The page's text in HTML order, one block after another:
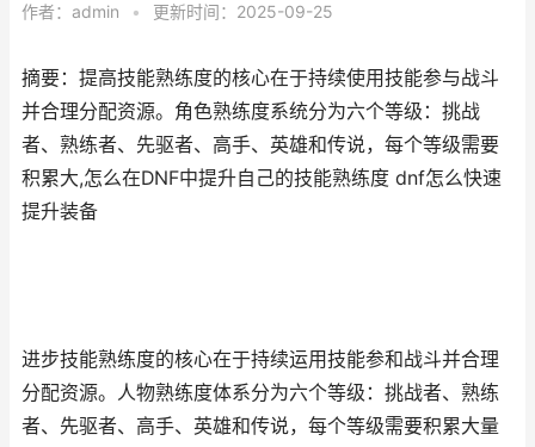
作者： admin • 更新时间：2025-09-25
摘要：提高技能熟练度的核心在于持续使用技能参与战斗
并合理分配资源。角色熟练度系统分为六个等级：挑战
者、熟练者、先驱者、高手、英雄和传说，每个等级需要
积累大,怎么在DNF中提升自己的技能熟练度 dnf怎么快速
提升装备
进步技能熟练度的核心在于持续运用技能参和战斗并合理
分配资源。人物熟练度体系分为六个等级：挑战者、熟练
者、先驱者、高手、英雄和传说，每个等级需要积累大量